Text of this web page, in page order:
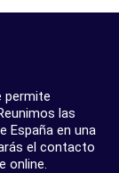
permite
las
España en una
el contacto
online.